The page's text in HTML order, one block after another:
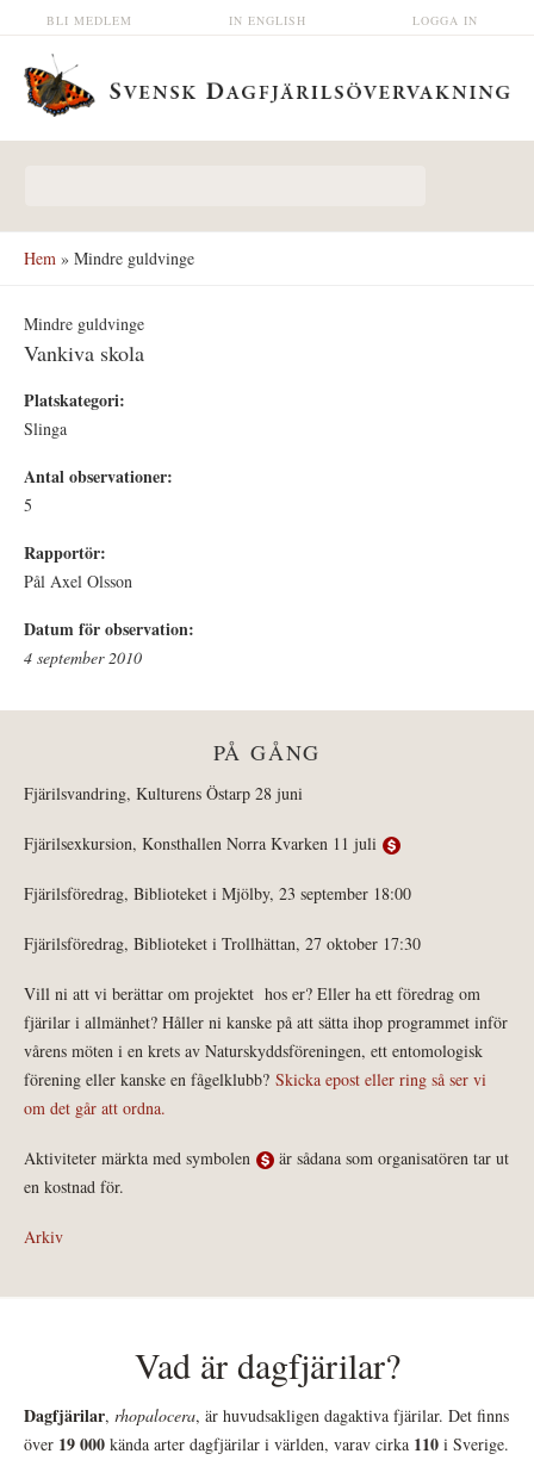
Hoppa till huvudinnehåll LOGGA IN
IN ENGLISH
BLI MEDLEM
Hem » Mindre guldvinge
Mindre guldvinge
Vankiva skola
Platskategori:
Slinga
Antal observationer:
5
Rapportör:
Pål Axel Olsson
Datum för observation:
4 september 2010
PÅ GÅNG
Fjärilsvandring, Kulturens Östarp 28 juni
Fjärilsexkursion, Konsthallen Norra Kvarken 11 juli
Fjärilsföredrag, Biblioteket i Mjölby, 23 september 18:00
Fjärilsföredrag, Biblioteket i Trollhättan, 27 oktober 17:30
Vill ni att vi berättar om projektet hos er? Eller ha ett föredrag om
fjärilar i allmänhet? Håller ni kanske på att sätta ihop programmet inför
vårens möten i en krets av Naturskyddsföreningen, ett entomologisk
förening eller kanske en fågelklubb? Skicka epost eller ring så ser vi
om det går att ordna.
Aktiviteter märkta med symbolen
är sådana som organisatören tar ut
en kostnad för.
Arkiv
Vad är dagfjärilar?
Dagfjärilar, rhopalocera, är huvudsakligen dagaktiva fjärilar. Det finns
över 19 000 kända arter dagfjärilar i världen, varav cirka 110 i Sverige.